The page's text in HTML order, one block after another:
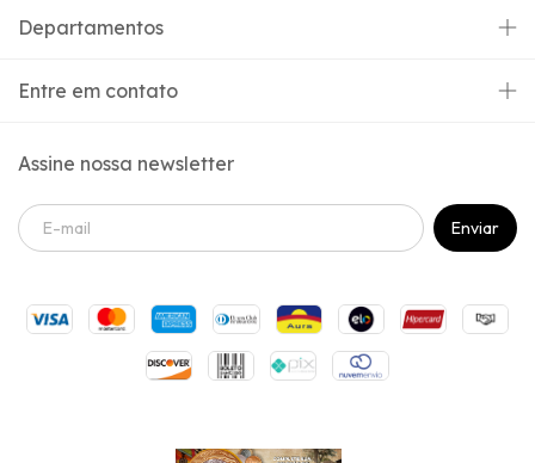
Departamentos
Entre em contato
Assine nossa newsletter